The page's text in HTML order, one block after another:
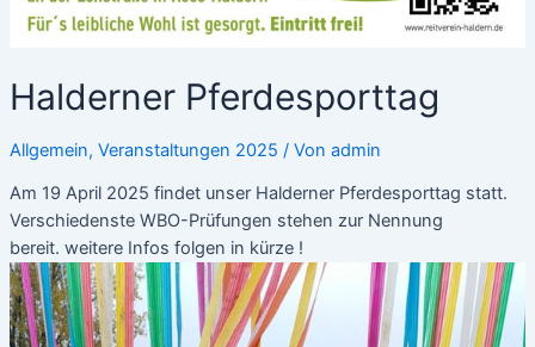
Halderner Pferdesporttag
Allgemein, Veranstaltungen 2025 / Von admin
Am 19 April 2025 findet unser Halderner Pferdesporttag statt.
Verschiedenste WBO-Prüfungen stehen zur Nennung
bereit. weitere Infos folgen in kürze !